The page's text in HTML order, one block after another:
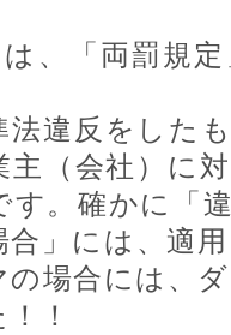
、「両罰規
法違反をした
主（会社）に
す。確かに「
合」には、適
の場合には、
！